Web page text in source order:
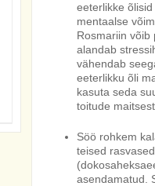
eeterlikke
mentaalse
Rosmariin võib
alandab
vähendab
eeterlikku õli
kasuta seda
toitude
Söö rohkem
teised
asendamatud.